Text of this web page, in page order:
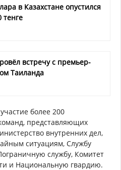
в Казахстане опустился
тенге
встречу с премьер-
Таиланда
более 200
представляющих
внутренних дел,
ситуациям, Службу
службу, Комитет
и Национальную гвардию.